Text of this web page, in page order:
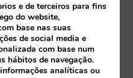
menores (Uso
A partir de um
e de terceiros para fins
do website,
base nas suas
de social media e
com base num
hábitos de navegação.
analíticas ou